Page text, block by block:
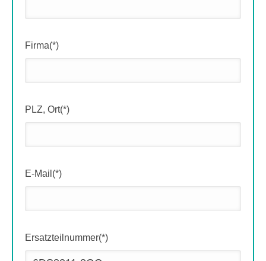
Firma(*)
PLZ, Ort(*)
E-Mail(*)
Ersatzteilnummer(*)